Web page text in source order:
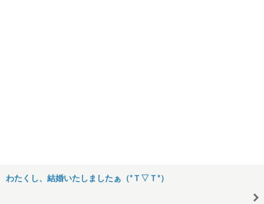
わたくし、結婚いたしましたぁ（*Ｔ▽Ｔ*）